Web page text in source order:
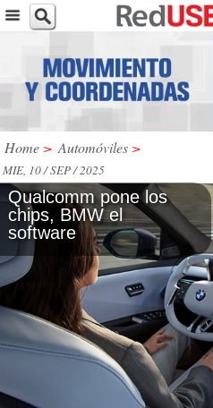
Home > Automóviles >
MIE, 10 / SEP / 2025
Qualcomm pone los
chips, BMW el
software